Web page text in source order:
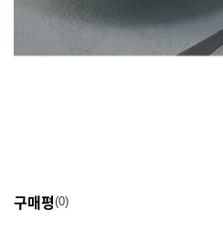
구매평 0